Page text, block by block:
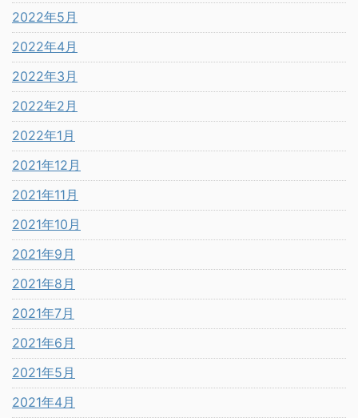
2022年5月
2022年4月
2022年3月
2022年2月
2022年1月
2021年12月
2021年11月
2021年10月
2021年9月
2021年8月
2021年7月
2021年6月
2021年5月
2021年4月